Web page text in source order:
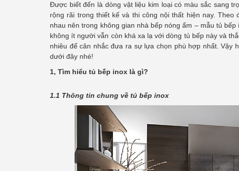
Được biết đến là dòng vật liệu kim loại có màu sắc sang
rộng rãi trong thiết kế và thi công nội thất hiện nay.
nhau nên trong không gian nhà bếp nóng ẩm – mẫu tủ
không ít người vẫn còn khá xa lạ với dòng tủ bếp này và
nhiêu để cân nhắc đưa ra sự lựa chọn phù hợp nhất. Vậy
dưới đây nhé!
1, Tìm hiểu tủ bếp inox là gì?
1.1 Thông tin chung về tủ bếp inox